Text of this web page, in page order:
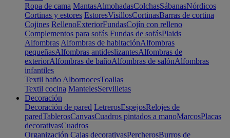
Ropa de cama MantasAlmohadasColchasSábanasNórdicos
Cortinas y estores EstoresVisillosCortinasBarras de cortina
Cojines RellenoExteriorFundasCojín con relleno
Complementos para sofás Fundas de sofásPlaids
Alfombras Alfombras de habitaciónAlfombras
pequeñasAlfombras antideslizantesAlfombras de
exteriorAlfombras de bañoAlfombras de salónAlfombras
infantiles
Textil baño AlbornocesToallas
Textil cocina MantelesServilletas
Decoración
Decoración de pared LetrerosEspejosRelojes de
paredTablerosCanvasCuadros pintados a manoMarcosPlacas
decorativasCuadros
Organización Cajas decorativasPercherosBurros de